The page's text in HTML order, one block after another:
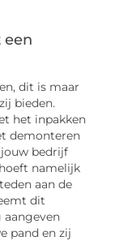
een
dit is maar
bieden.
het inpakken
demonteren
bedrijf
namelijk
aan de
dit
aangeven
pand en zij